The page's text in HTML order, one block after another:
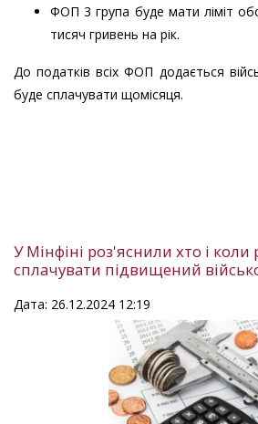
ФОП 3 група буде мати ліміт
тисяч гривень на рік.
До податків всіх ФОП додається
буде сплачувати щомісяця.
У Мінфіні роз'яснили хто і
сплачувати підвищений
Дата: 26.12.2024 12:19